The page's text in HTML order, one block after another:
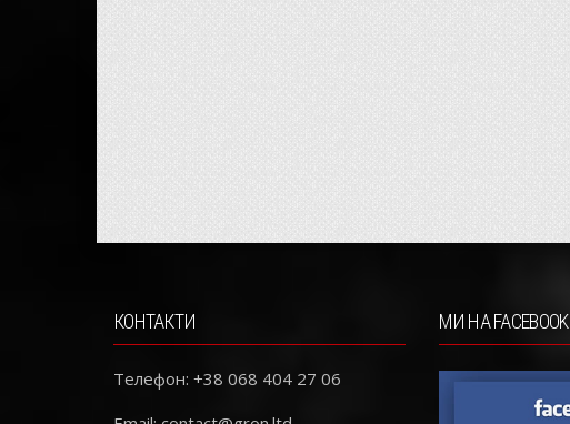
КОНТАКТИ
Телефон: +38 068 404 27 06
МИ НА FACEBOOK